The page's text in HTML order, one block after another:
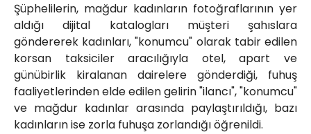
Şüphelilerin, mağdur kadınların fotoğraflarının yer
aldığı dijital katalogları müşteri şahıslara
göndererek kadınları, "konumcu" olarak tabir edilen
korsan taksiciler aracılığıyla otel, apart ve
günübirlik kiralanan dairelere gönderdiği, fuhuş
faaliyetlerinden elde edilen gelirin "ilancı", "konumcu"
ve mağdur kadınlar arasında paylaştırıldığı, bazı
kadınların ise zorla fuhuşa zorlandığı öğrenildi.